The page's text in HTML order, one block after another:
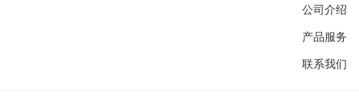
公司介绍
产品服务
联系我们